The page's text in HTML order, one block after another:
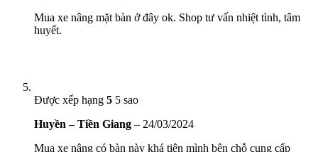
Mua xe nâng mặt bàn ở đây ok. Shop tư vấn nhiệt tình, tâm
huyết.
Được xếp hạng 5 5 sao
Huyền – Tiền Giang – 24/03/2024
Mua xe nâng có bàn này khá tiện mình bên chỗ cung cấp